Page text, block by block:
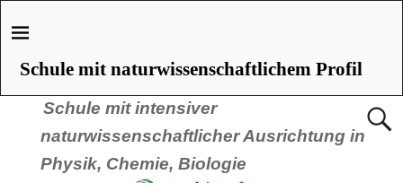
Schule mit intensiver
naturwissenschaftlicher Ausrichtung in
Physik, Chemie, Biologie
Schule mit naturwissenschaftlichem Profil